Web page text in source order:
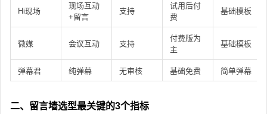
Hi现场
现场互动
+留言
支持
试用后付
费
基础模板
微媒 会议互动 支持
付费版为
主
基础模板
弹幕君 纯弹幕 无审核 基础免费 简单弹幕
二、留言墙选型最关键的3个指标